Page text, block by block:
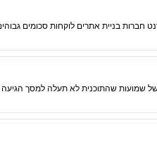
חברות בניית אתרים לוקחות סכומים
גל של שמועות שהתוכנית לא תעלה למסך